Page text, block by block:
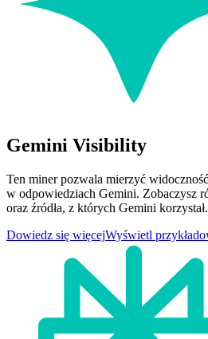
Gemini Visibility
Ten miner pozwala mierzyć
w odpowiedziach Gemini. Zobaczysz
oraz źródła, z których Gemini korzystał.
Dowiedz się więcejWyświetl